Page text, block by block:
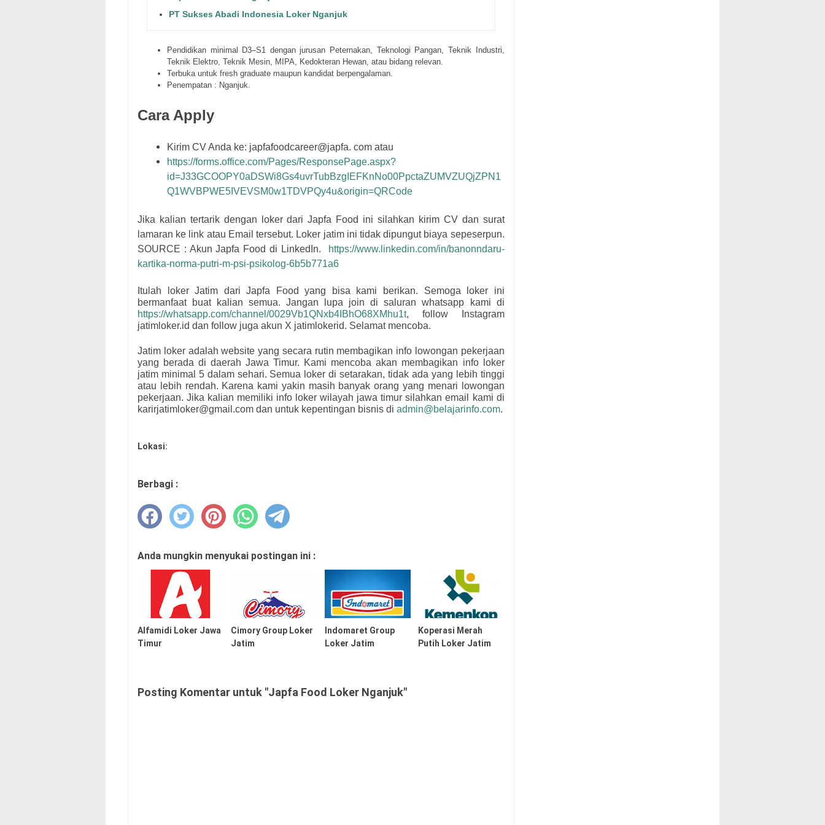
PT Sukses Abadi Indonesia Loker Nganjuk
Pendidikan minimal D3–S1 dengan jurusan Peternakan, Teknologi Pangan, Teknik Industri,
Teknik Elektro, Teknik Mesin, MIPA, Kedokteran Hewan, atau bidang relevan.
Terbuka untuk fresh graduate maupun kandidat berpengalaman.
Penempatan : Nganjuk.
Cara Apply
Kirim CV Anda ke: japfafoodcareer@japfa. com atau
https://forms.office.com/Pages/ResponsePage.aspx?
id=J33GCOOPY0aDSWi8Gs4uvrTubBzgIEFKnNo00PpctaZUMVZUQjZPN1
Q1WVBPWE5IVEVSM0w1TDVPQy4u&origin=QRCode
Jika kalian tertarik dengan loker dari Japfa Food ini silahkan kirim CV dan surat
lamaran ke link atau Email tersebut. Loker jatim ini tidak dipungut biaya sepeserpun.
SOURCE : AkunJapfa Food di LinkedIn.
https://www.linkedin.com/in/banonndaru-
kartika-norma-putri-m-psi-psikolog-6b5b771a6
Itulah loker Jatim dariJapfa Foodyang bisa kami berikan. Semoga loker ini
bermanfaat buat kalian semua.Jangan lupa join di saluran whatsapp kami di
https://whatsapp.com/channel/0029Vb1QNxb4IBhO68XMhu1t, follow Instagram
jatimloker.id dan follow juga akun X jatimlokerid. Selamat mencoba.
Jatim loker adalah website yang secara rutin membagikan info lowongan pekerjaan
yang berada di daerah Jawa Timur. Kami mencoba akan membagikan info loker
jatim minimal 5 dalam sehari. Semua loker di setarakan, tidak ada yang lebih tinggi
atau lebih rendah. Karena kami yakin masih banyak orang yang menari lowongan
pekerjaan. Jika kalian memiliki info loker wilayah jawa timur silahkan email kami di
karirjatimloker@gmail.com dan untuk kepentingan bisnis di admin@belajarinfo.com.
Lokasi:
Berbagi :
Anda mungkin menyukai postingan ini :
Alfamidi Loker Jawa
Timur
Cimory Group Loker
Jatim
Indomaret Group
Loker Jatim
Koperasi Merah
Putih Loker Jatim
Posting Komentar untuk "Japfa Food Loker Nganjuk"